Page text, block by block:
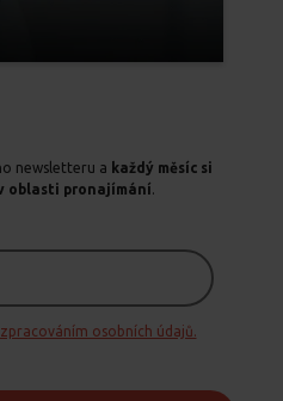
newsletteru a každý měsíc si
oblasti pronajímání.
zpracováním osobních údajů.